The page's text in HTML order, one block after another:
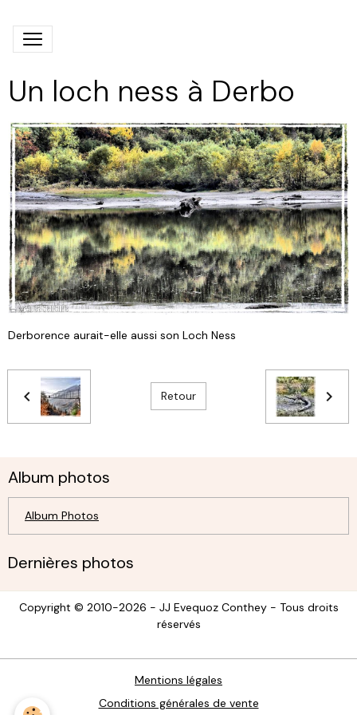
Un loch ness à Derbo
Derborence aurait-elle aussi son Loch Ness
Retour
Album photos
Album Photos
Dernières photos
Copyright © 2010-2026 - JJ Evequoz Conthey - Tous droits
réservés
Mentions légales
Conditions générales de vente